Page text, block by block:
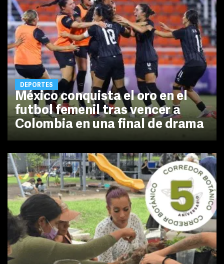
DEPORTES
México conquista el oro en el
futbol femenil tras vencer a
Colombia en una final de drama